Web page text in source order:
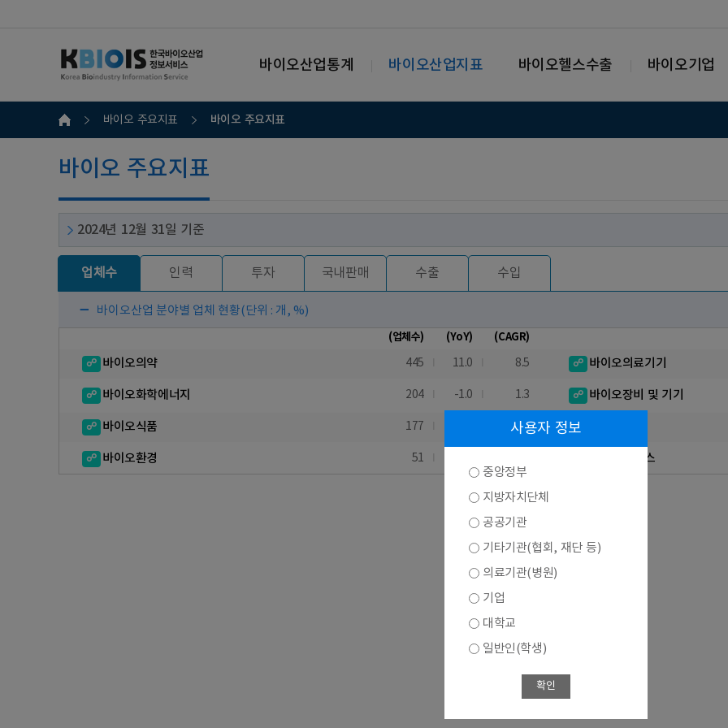
바이오산업통계 바이오산업지표 바이오헬스수출 바이오기업
바이오 주요지표 바이오 주요지표
바이오 주요지표
2024년 12월 31일 기준
업체수 인력 투자 국내판매 수출 수입
바이오산업 분야별 업체 현황(단위 : 개, %)
(업체수) (YoY) (CAGR)
바이오의약 445 11.0 8.5
바이오화학에너지 204 -1.0 1.3
바이오식품 177 1.0
바이오환경 51
바이오의료기기
바이오장비 및 기기
바이오서비스
사용자 정보
중앙정부
지방자치단체
공공기관
기타기관(협회, 재단 등)
의료기관(병원)
기업
대학교
일반인(학생)
확인